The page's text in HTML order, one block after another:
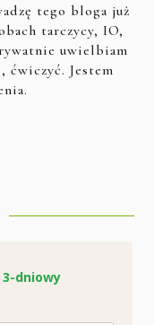
tego bloga już
tarczycy, IO,
uwielbiam
ćwiczyć. Jestem
dniowy